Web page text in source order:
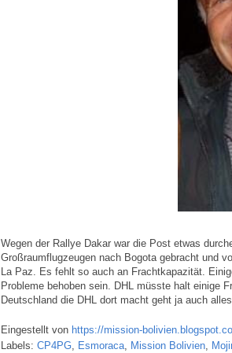
Wegen der Rallye Dakar war die Post etwas
Großraumflugzeugen nach Bogota gebracht und
La Paz. Es fehlt so auch an Frachtkapazität.
Probleme behoben sein. DHL müsste halt einige
Deutschland die DHL dort macht geht ja auch
Eingestellt von https://mission-
Labels: CP4PG, Esmoraca, Mission Bolivien,